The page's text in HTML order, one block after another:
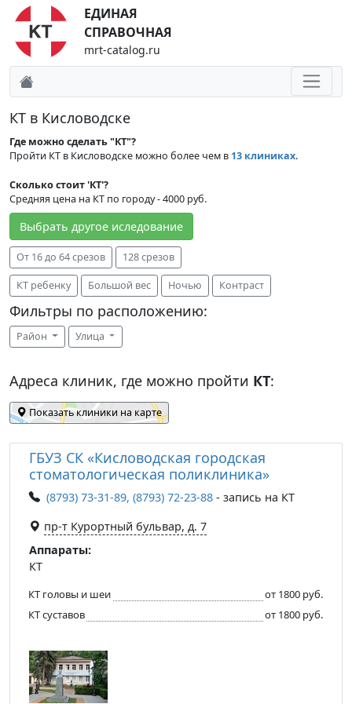
ЕДИНАЯ
СПРАВОЧНАЯ
mrt-catalog.ru
КТ в Кисловодске
Где можно сделать "КТ"?
Пройти КТ в Кисловодске можно более чем в 13 клиниках.
Сколько стоит 'КТ'?
Средняя цена на КТ по городу - 4000 руб.
Выбрать другое иследование
От 16 до 64 срезов 128 срезов
КТ ребенку Большой вес Ночью Контраст
Фильтры по расположению:
Район Улица
Адреса клиник, где можно пройти КТ:
Показать клиники на карте
ГБУЗ СК «Кисловодская городская
стоматологическая поликлиника»
(8793) 73-31-89, (8793) 72-23-88 - запись на КТ
пр-т Курортный бульвар, д. 7
Аппараты:
КТ
КТ головы и шеи
от 1800 руб.
КТ суставов
от 1800 руб.